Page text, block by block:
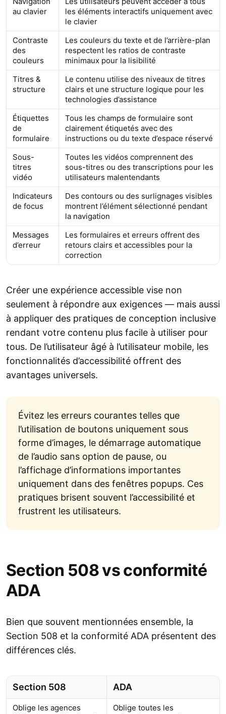
au clavier
les éléments interactifs uniquement avec
le clavier
Contraste
des
couleurs
Les couleurs du texte et de l’arrière-plan
respectent les ratios de contraste
minimaux pour la lisibilité
Titres &
structure
Le contenu utilise des niveaux de titres
clairs et une structure logique pour les
technologies d’assistance
Étiquettes
de
formulaire
Tous les champs de formulaire sont
clairement étiquetés avec des
instructions ou du texte d’espace réservé
Sous-
titres
vidéo
Toutes les vidéos comprennent des
sous-titres ou des transcriptions pour les
utilisateurs malentendants
Indicateurs
de focus
Des contours ou des surlignages visibles
montrent l’élément sélectionné pendant
la navigation
Messages
d’erreur
Les formulaires et erreurs offrent des
retours clairs et accessibles pour la
correction
Créer une expérience accessible vise non
seulement à répondre aux exigences — mais aussi
à appliquer des pratiques de conception inclusive
rendant votre contenu plus facile à utiliser pour
tous. De l’utilisateur âgé à l’utilisateur mobile, les
fonctionnalités d’accessibilité offrent des
avantages universels.
Évitez les erreurs courantes telles que
l’utilisation de boutons uniquement sous
forme d’images, le démarrage automatique
de l’audio sans option de pause, ou
l’affichage d’informations importantes
uniquement dans des fenêtres popups. Ces
pratiques brisent souvent l’accessibilité et
frustrent les utilisateurs.
Section 508 vs conformité
ADA
Bien que souvent mentionnées ensemble, la
Section 508 et la conformité ADA présentent des
différences clés.
Section 508 ADA
Oblige les agences
Oblige toutes les